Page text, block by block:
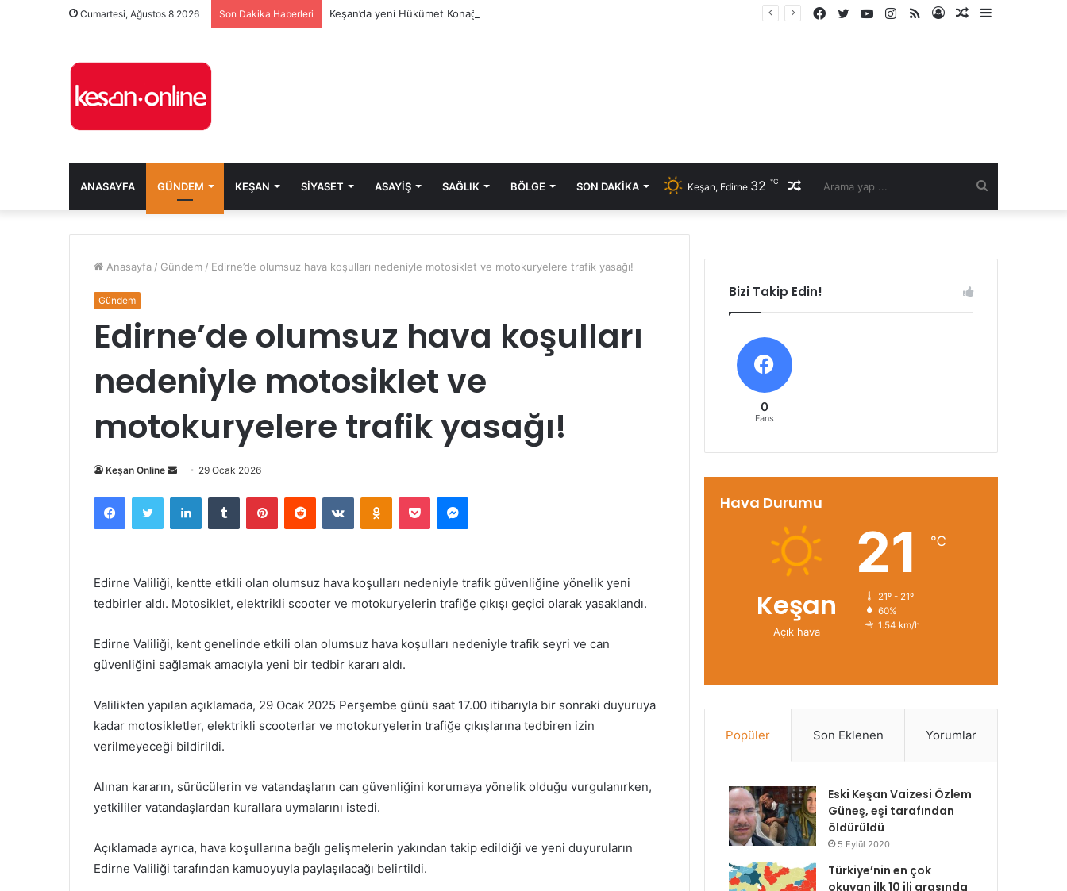
Cumartesi, Ağustos 8 2026 Son Dakika Haberleri Keşan’da yeni Hükümet Konağı’nın temeli atıldı
Kenar
Rastgele
Kayıt
RSS
Instagram
YouTube
Twitter
Facebook
ANASAYFA GÜNDEM KEŞAN SIYASET ASAYIŞ SAĞLIK BÖLGE SON DAKIKA Rastgele
Keşan, Edirne 32 ℃
Anasayfa / Gündem / Edirne’de olumsuz hava koşulları nedeniyle motosiklet ve motokuryelere trafik yasağı!
Gündem
Edirne’de olumsuz hava koşulları
nedeniyle motosiklet ve
motokuryelere trafik yasağı!
Keşan Online
Bir
posta
göndermek
29 Ocak 2026
FacebookTwitter LinkedInTumblr PinterestReddit VKontakteOdnoklassniki
Pocket Messenger
Edirne Valiliği, kentte etkili olan olumsuz hava koşulları nedeniyle trafik güvenliğine yönelik yeni
tedbirler aldı. Motosiklet, elektrikli scooter ve motokuryelerin trafiğe çıkışı geçici olarak yasaklandı.
Edirne Valiliği, kent genelinde etkili olan olumsuz hava koşulları nedeniyle trafik seyri ve can
güvenliğini sağlamak amacıyla yeni bir tedbir kararı aldı.
Valilikten yapılan açıklamada, 29 Ocak 2025 Perşembe günü saat 17.00 itibarıyla bir sonraki duyuruya
kadar motosikletler, elektrikli scooterlar ve motokuryelerin trafiğe çıkışlarına tedbiren izin
verilmeyeceği bildirildi.
Alınan kararın, sürücülerin ve vatandaşların can güvenliğini korumaya yönelik olduğu vurgulanırken,
yetkililer vatandaşlardan kurallara uymalarını istedi.
Açıklamada ayrıca, hava koşullarına bağlı gelişmelerin yakından takip edildiği ve yeni duyuruların
Edirne Valiliği tarafından kamuoyuyla paylaşılacağı belirtildi.
Bizi Takip Edin!
0
Fans
Hava Durumu
Keşan
Açık hava
21 ℃
21º - 21º
60%
1.54 km/h
Popüler Son Eklenen Yorumlar
Eski Keşan Vaizesi Özlem
Güneş, eşi tarafından
öldürüldü
5 Eylül 2020
Türkiye’nin en çok
okuyan ilk 10 ili arasında